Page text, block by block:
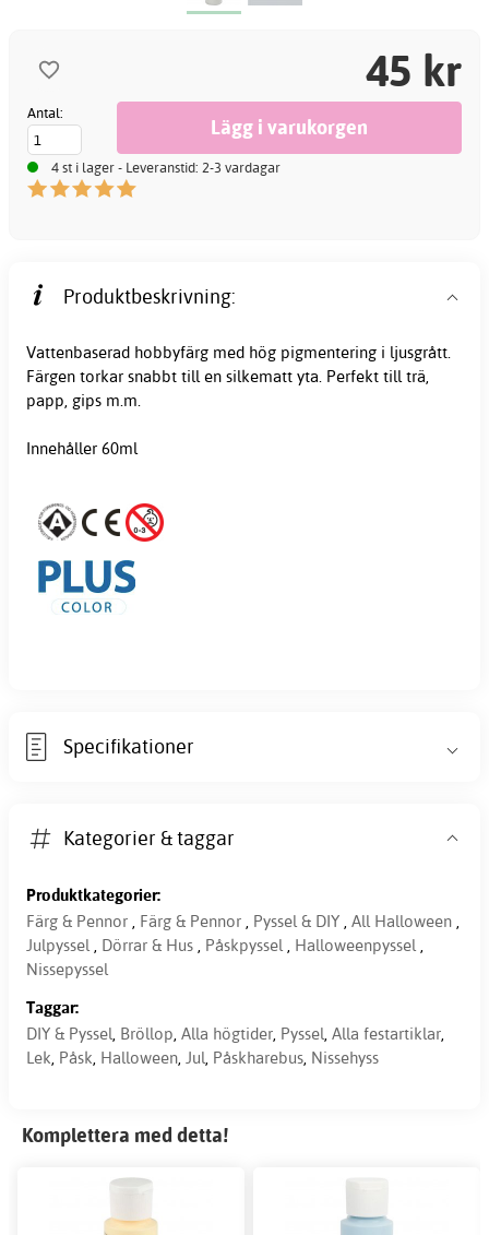
45 kr
Antal:
4 st i lager - Leveranstid: 2-3 vardagar
Produktbeskrivning:
Vattenbaserad hobbyfärg med hög pigmentering i ljusgrått.
Färgen torkar snabbt till en silkematt yta. Perfekt till trä,
papp, gips m.m.
Innehåller 60ml
Specifikationer
Kategorier & taggar
Produktkategorier:
Färg & Pennor , Färg & Pennor , Pyssel & DIY , All Halloween ,
Julpyssel , Dörrar & Hus , Påskpyssel , Halloweenpyssel ,
Nissepyssel
Taggar:
DIY & Pyssel, Bröllop, Alla högtider, Pyssel, Alla festartiklar,
Lek, Påsk, Halloween, Jul, Påskharebus, Nissehyss
Komplettera med detta!